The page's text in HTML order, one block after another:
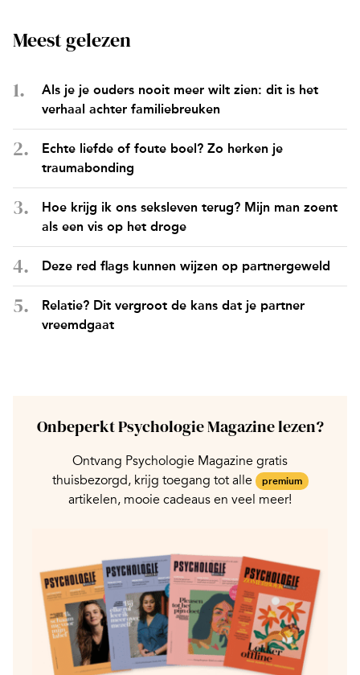
Meest gelezen
Als je je ouders nooit meer wilt zien: dit is het
verhaal achter familiebreuken
Echte liefde of foute boel? Zo herken je
traumabonding
Hoe krijg ik ons seksleven terug? Mijn man zoent
als een vis op het droge
Deze red flags kunnen wijzen op partnergeweld
Relatie? Dit vergroot de kans dat je partner
vreemdgaat
Onbeperkt Psychologie Magazine lezen?
Ontvang Psychologie Magazine gratis
thuisbezorgd, krijg toegang tot alle
premium
artikelen, mooie cadeaus en veel meer!